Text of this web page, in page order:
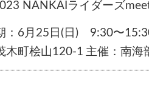
NANKAIライダーズ
： 6月25日(日) 9:30〜
木町桧山120-1 主催： 南海